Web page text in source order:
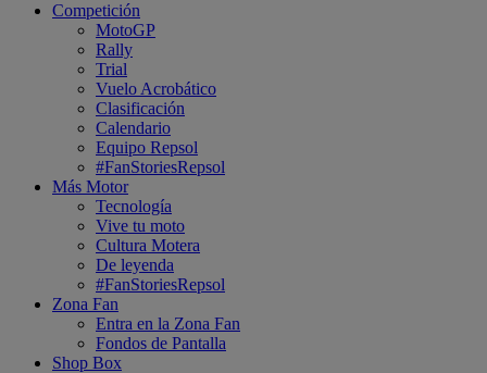
Competición
MotoGP
Rally
Trial
Vuelo Acrobático
Clasificación
Calendario
Equipo Repsol
#FanStoriesRepsol
Más Motor
Tecnología
Vive tu moto
Cultura Motera
De leyenda
#FanStoriesRepsol
Zona Fan
Entra en la Zona Fan
Fondos de Pantalla
Shop Box